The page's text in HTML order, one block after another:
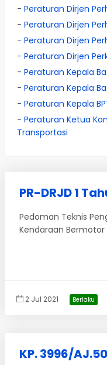
- Peraturan Dirjen
- Peraturan Dirjen
- Peraturan Dirjen
- Peraturan Dirjen
- Peraturan Kepala
- Peraturan Kepala
- Peraturan Kepala
- Peraturan Ketua
Transportasi
PR-DRJD 1
Pedoman Teknis
Kendaraan
2 Jul 2021 Berlaku
KP. 3996/